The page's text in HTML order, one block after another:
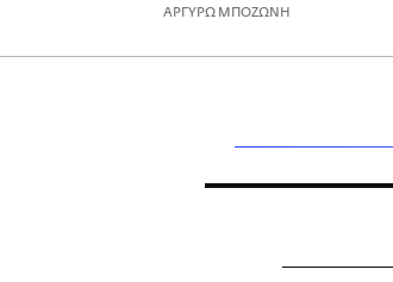
ΑΡΓΥΡΩ ΜΠΟΖΩΝΗ